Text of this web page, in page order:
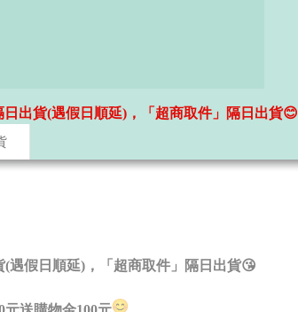
出貨(遇假日順延)，「超商取件」隔日出貨😊